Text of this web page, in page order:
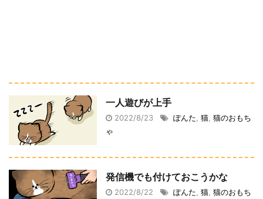
一人遊びが上手
2022/8/23 ぽんた, 猫, 猫のおもち
ゃ
発信機でも付けておこうかな
2022/8/22 ぽんた 猫 猫のおもち